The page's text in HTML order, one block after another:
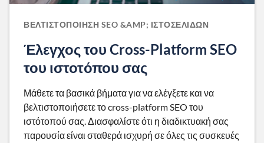
ΒΕΛΤΙΣΤΟΠΟΊΗΣΗ SEO &AMP; ΙΣΤΟΣΕΛΊΔΩΝ
Έλεγχος του Cross-Platform SEO
του ιστοτόπου σας
Μάθετε τα βασικά βήματα για να ελέγξετε και να
βελτιστοποιήσετε το cross-platform SEO του
ιστότοπού σας. Διασφαλίστε ότι η διαδικτυακή σας
παρουσία είναι σταθερά ισχυρή σε όλες τις συσκευές